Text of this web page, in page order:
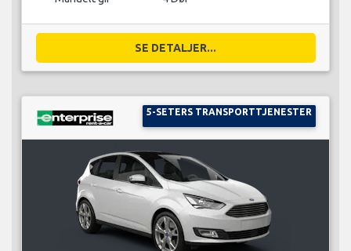
SE DETALJER...
5-SETERS TRANSPORTTJENESTER